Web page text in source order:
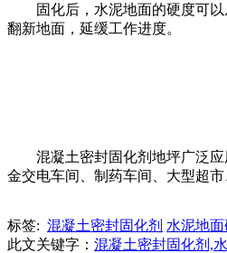
固化后，水泥地面的硬度可
翻新地面，延缓工作进度。
混凝土密封固化剂地坪广泛
金交电车间、制药车间、大型超
标签: 混凝土密封固化剂 水泥地面
此文关键字： 混凝土密封固化剂,